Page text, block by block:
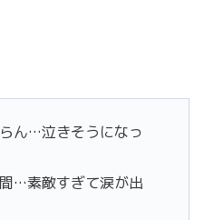
ん…泣きそうになっ
…素敵すぎて涙が出